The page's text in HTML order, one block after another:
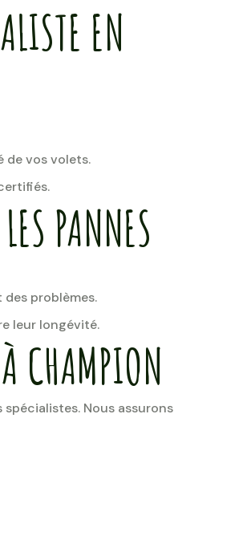
EN
vos volets.
PANNES
problèmes.
leur longévité.
CHAMPION
Nous assurons